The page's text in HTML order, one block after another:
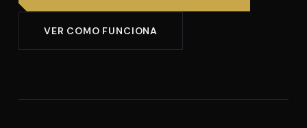
VER COMO FUNCIONA